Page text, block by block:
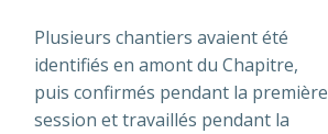
Plusieurs chantiers avaient été
identifiés en amont du Chapitre,
puis confirmés pendant la première
session et travaillés pendant la